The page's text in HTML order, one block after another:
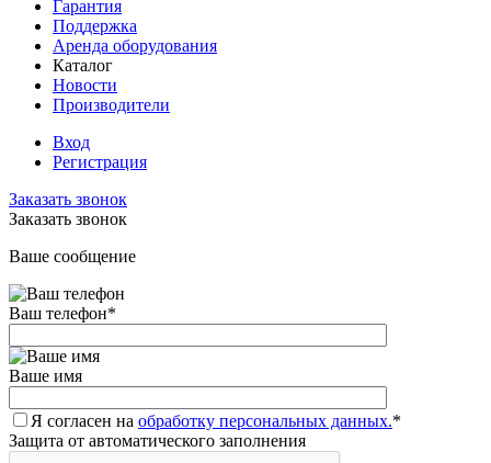
Гарантия
Поддержка
Аренда оборудования
Каталог
Новости
Производители
Вход
Регистрация
Заказать звонок
Заказать звонок
Ваше сообщение
Ваш телефон*
Ваше имя
Я согласен на обработку персональных данных.*
Защита от автоматического заполнения